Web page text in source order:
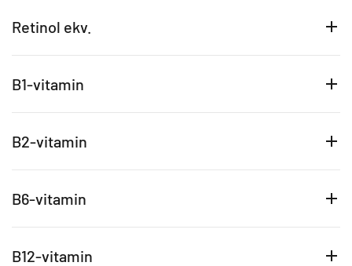
Retinol ekv.
B1-vitamin
B2-vitamin
B6-vitamin
B12-vitamin